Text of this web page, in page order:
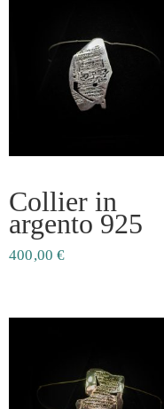
Collier in
argento 925
400,00€